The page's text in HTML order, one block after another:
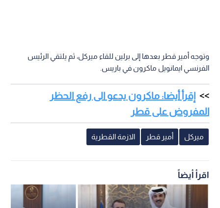
وتوجه أمير قطر بعدها إلى برلين للقاء ميركل، ثم يلتقي الرئيس
الفرنسي ايمانويل ماكرون في باريس.
إقرأ أيضا: ماكرون يدعو الى رفع الحظر
المفروض على قطر
ميركل أمير قطر الازمة القطرية
اقرأ أيضاً